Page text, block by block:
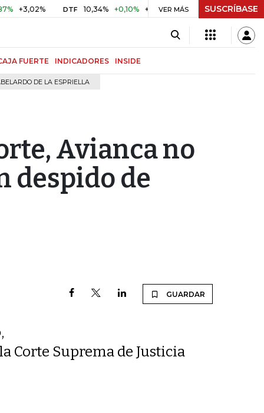
DTF 10,34% +0,10% +0,98% UVR $ 416,96 +$ 0,05
VER MÁS SUSCRÍBASE
FUERTE INDICADORES INSIDE
DE LA ESPRIELLA
Avianca no
despido de
GUARDAR
Corte Suprema de Justicia